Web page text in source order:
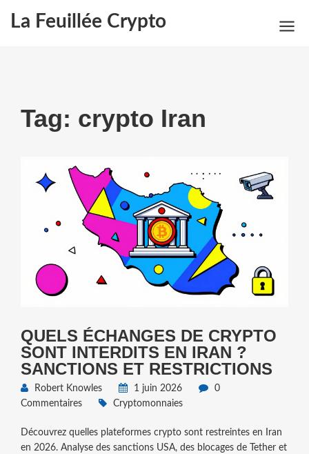
La Feuillée Crypto
Tag: crypto Iran
QUELS ÉCHANGES DE CRYPTO
SONT INTERDITS EN IRAN ?
SANCTIONS ET RESTRICTIONS
Robert Knowles 1 juin 2026
0
Commentaires
Cryptomonnaies
Découvrez quelles plateformes crypto sont restreintes en Iran
en 2026. Analyse des sanctions USA, des blocages de Tether et